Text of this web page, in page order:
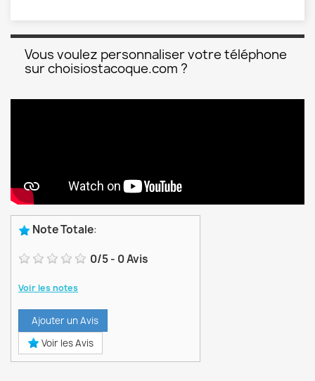
Vous voulez personnaliser votre téléphone
sur choisiostacoque.com ?
Note Totale:
0/5- 0Avis
Voir les notes
Ajouter un Avis
Voir les Avis